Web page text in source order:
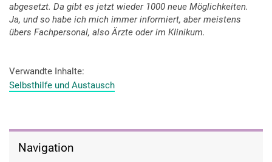
abgesetzt. Da gibt es jetzt wieder 1000 neue Möglichkeiten.
Ja, und so habe ich mich immer informiert, aber meistens
übers Fachpersonal, also Ärzte oder im Klinikum.
Verwandte Inhalte
Selbsthilfe und Austausch
Navigation